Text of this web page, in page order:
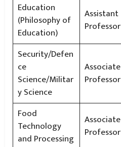
Education
(Philosophy of
Education)
Assistant
Professor
Security/Defen
ce
Science/Militar
y Science
Associate
Professor
Food
Technology
and Processing
Associate
Professor